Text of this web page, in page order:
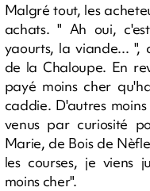
Malgré tout, les
achats. " Ah oui,
yaourts, la viande... ",
de la Chaloupe. En
payé moins cher
caddie. D'autres
venus par curiosité
Marie, de Bois de
les courses, je viens
moins cher".